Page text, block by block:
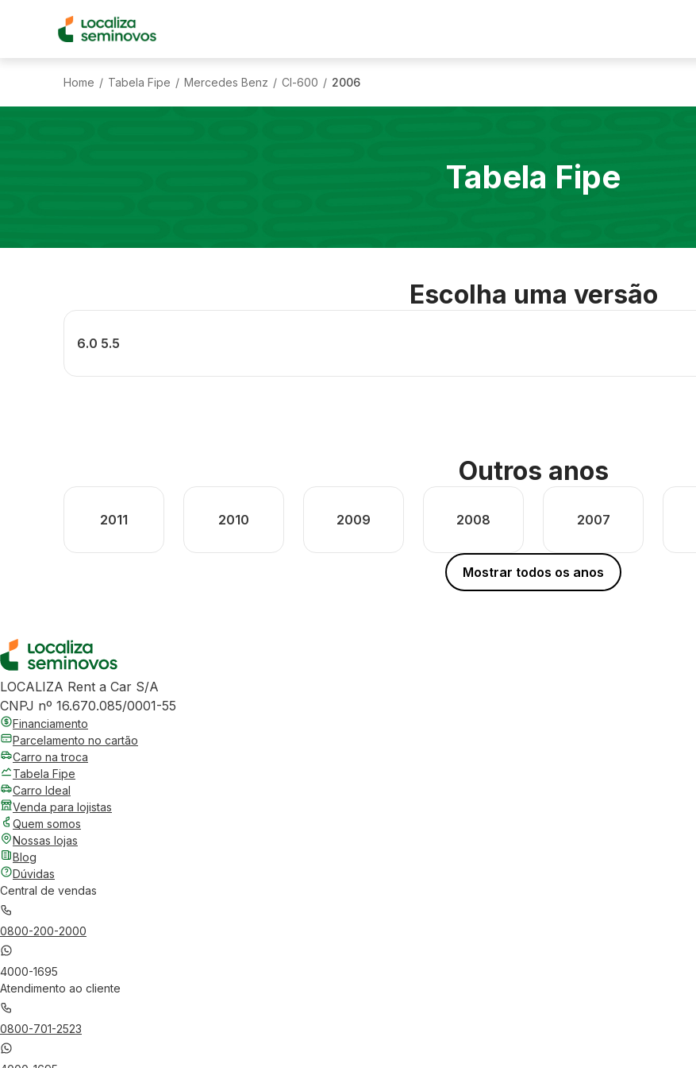
Home / Tabela Fipe / Mercedes Benz / Cl-600 / 2006
Tabela Fipe
Escolha uma versão
6.0 5.5
Outros anos
2011 2010 2009 2008 2007
Mostrar todos os anos
LOCALIZA Rent a Car S/A
CNPJ nº 16.670.085/0001-55
Financiamento
Parcelamento no cartão
Carro na troca
Tabela Fipe
Carro Ideal
Venda para lojistas
Quem somos
Nossas lojas
Blog
Dúvidas
Central de vendas
0800-200-2000
4000-1695
Atendimento ao cliente
0800-701-2523